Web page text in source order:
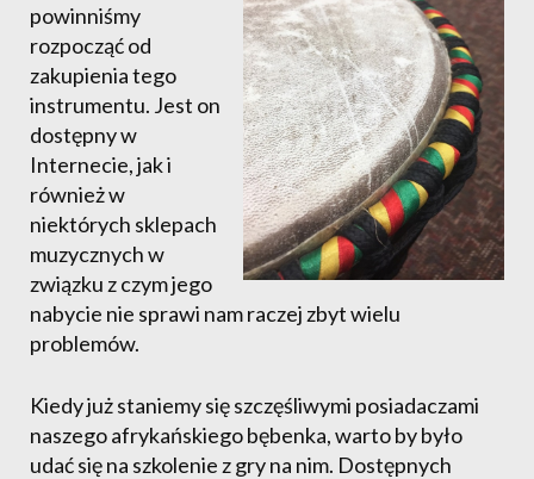
powinniśmy
rozpocząć od
zakupienia tego
instrumentu. Jest on
dostępny w
Internecie, jak i
również w
niektórych sklepach
muzycznych w
związku z czym jego
nabycie nie sprawi nam raczej zbyt wielu
problemów.
Kiedy już staniemy się szczęśliwymi posiadaczami
naszego afrykańskiego bębenka, warto by było
udać się na szkolenie z gry na nim. Dostępnych